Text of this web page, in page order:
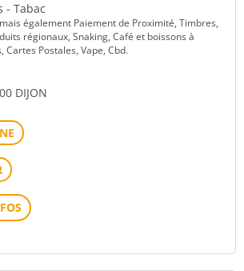
- Tabac
également Paiement de Proximité, Timbres,
régionaux, Snaking, Café et boissons à
Cartes Postales, Vape, Cbd.
DIJON